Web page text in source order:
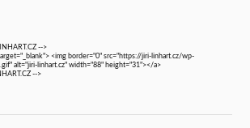
-->
<img border="0" src="https://jiri-linhart.cz/wp-
alt="jiri-linhart.cz" width="88" height="31"></a>
-->